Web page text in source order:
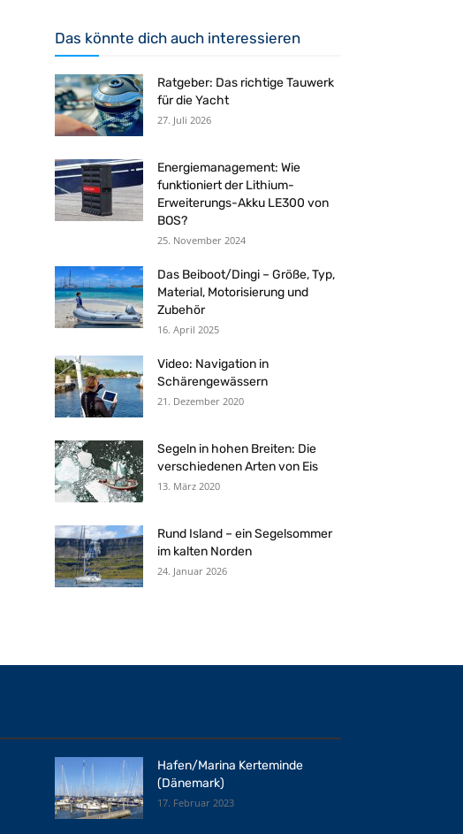
Das könnte dich auch interessieren
Ratgeber: Das richtige Tauwerk
für die Yacht
27. Juli 2026
Energiemanagement: Wie
funktioniert der Lithium-
Erweiterungs-Akku LE300 von
BOS?
25. November 2024
Das Beiboot/Dingi – Größe, Typ,
Material, Motorisierung und
Zubehör
16. April 2025
Video: Navigation in
Schärengewässern
21. Dezember 2020
Segeln in hohen Breiten: Die
verschiedenen Arten von Eis
13. März 2020
Rund Island – ein Segelsommer
im kalten Norden
24. Januar 2026
Hafen/Marina Kerteminde
(Dänemark)
17. Februar 2023